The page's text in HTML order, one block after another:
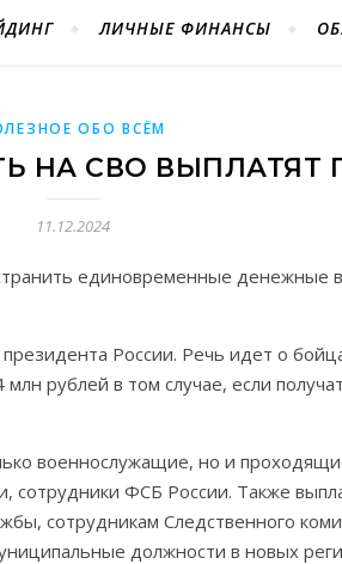
ЛИЧНЫЕ ФИНАНСЫ
ОБО ВСЁМ
НА СВО ВЫПЛАТЯТ
11.12.2024
единовременные денежные
России. Речь идет о
рублей в том случае, если
военнослужащие, но и
ФСБ России. Также
сотрудникам Следственного
должности в новых